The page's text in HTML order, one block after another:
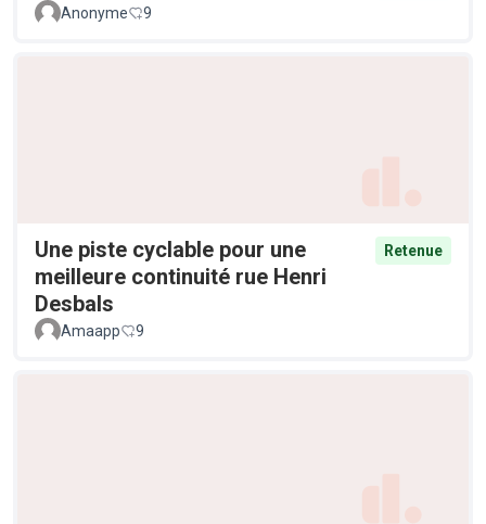
Anonyme
9
Une piste cyclable pour une
meilleure continuité rue Henri
Desbals
Retenue
Amaapp 9